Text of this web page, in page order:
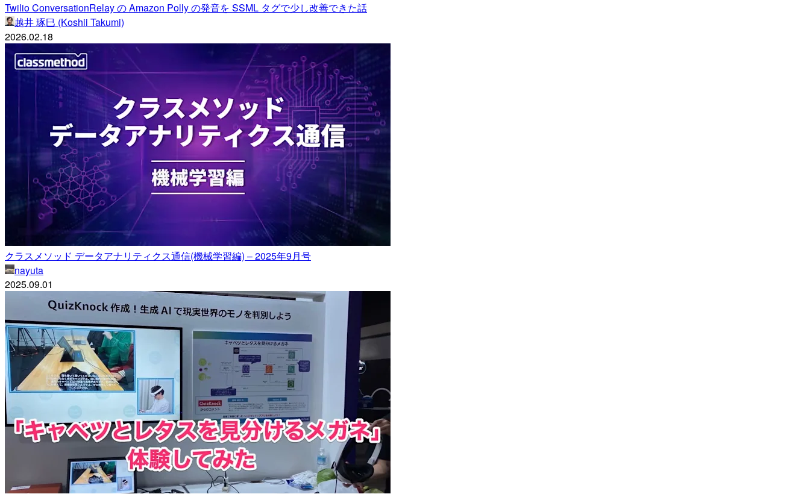
Twilio ConversationRelay の Amazon Polly の発音を SSML タグで少し改善できた話
越井 琢巳 (Koshii Takumi)
2026.02.18
クラスメソッド データアナリティクス通信(機械学習編) – 2025年9月号
nayuta
2025.09.01